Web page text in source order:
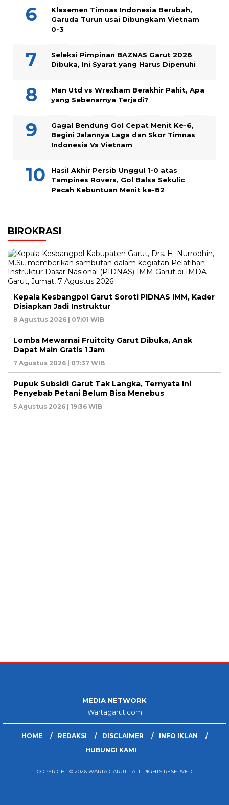
Klasemen Timnas Indonesia Berubah,
Garuda Turun usai Dibungkam Vietnam
0-3
Seleksi Pimpinan BAZNAS Garut 2026
Dibuka, Ini Syarat yang Harus Dipenuhi
Man Utd vs Wrexham Berakhir Pahit, Apa
yang Sebenarnya Terjadi?
Gagal Bendung Gol Cepat Menit Ke-6,
Begini Jalannya Laga dan Skor Timnas
Indonesia Vs Vietnam
Hasil Akhir Persib Unggul 1-0 atas
Tampines Rovers, Gol Balsa Sekulic
Pecah Kebuntuan Menit ke-82
BIROKRASI
Kepala Kesbangpol Garut Soroti PIDNAS IMM, Kader
Disiapkan Jadi Instruktur
8 Agustus 2026 | 07:01 WIB
Lomba Mewarnai Fruitcity Garut Dibuka, Anak
Dapat Main Gratis 1 Jam
7 Agustus 2026 | 07:37 WIB
Pupuk Subsidi Garut Tak Langka, Ternyata Ini
Penyebab Petani Belum Bisa Menebus
5 Agustus 2026 | 19:36 WIB
MEDIA NETWORK
Wartagarut.com
HOME REDAKSI DISCLAIMER
INFO IKLAN
HUBUNGI KAMI
COPYRIGHT © 2026 WARTA GARUT - ALL RIGHTS RESERVED